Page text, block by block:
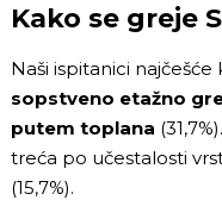
Kako se greje
Naši ispitanici
sopstveno etažno
putem toplana
treća po učestalosti
(15,7%).